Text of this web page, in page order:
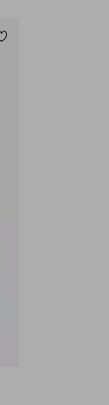
Tilføj til favoritter